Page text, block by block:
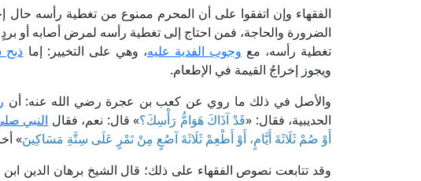
الفقهاء وإن اتفقوا على أن المحرم ممنوع من تغطية رأسه حال
الضرورة والحاجة، فمن احتاج إلى تغطية رأسه لمرض أصابه أو
تغطية رأسه، مع وجوب الفدية عليه، وهي على التخيير: إما ذبح
ويجوز إخراجُ القيمة في الإطعام.
والأصل في ذلك ما روي عن كعب بن عجرة رضي الله عنه: أن
الحديبية، فقال: «قَدْ آذَاكَ هَوَامُّ رَأْسِكَ؟» قال: نعم، فقال النبي
أَوْ صُمْ ثَلَاثَةَ أَيَّامٍ، أَوْ أَطْعِمْ ثَلَاثَةَ آصُعٍ مِنْ تَمْرٍ عَلَى سِتَّةِ مَسَاكِينَ»